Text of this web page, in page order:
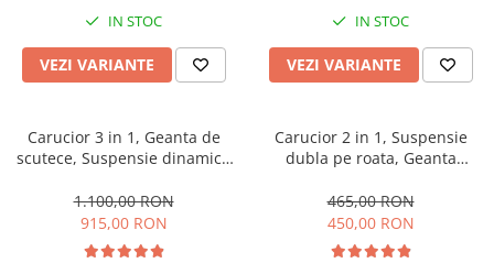
IN STOC
VEZI VARIANTE
IN STOC
VEZI VARIANTE
Carucior 3 in 1, Geanta de
scutece, Suspensie dinamica
aluminiu
1.100,00 RON
915,00 RON
Carucior 2 in 1, Suspensie
dubla pe roata, Geanta
Belecoo, turcoaz
465,00 RON
450,00 RON